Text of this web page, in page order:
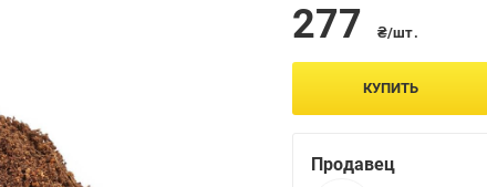
277 ₴/шт.
КУПИТЬ
Продавец